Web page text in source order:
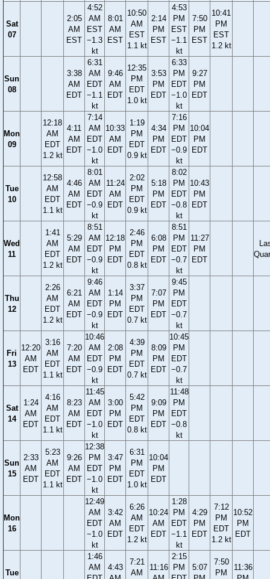
Sat
07
2:05
AM
EST
4:52
AM
EST
−1.3
kt
8:01
AM
EST
10:50
AM
EST
1.1 kt
2:14
PM
EST
4:53
PM
EST
−1.1
kt
7:50
PM
EST
10:41
PM
EST
1.2 kt
Sun
08
3:38
AM
EDT
6:31
AM
EDT
−1.1
kt
9:46
AM
EDT
12:35
PM
EDT
1.0 kt
3:53
PM
EDT
6:33
PM
EDT
−1.0
kt
9:27
PM
EDT
Mon
09
12:18
AM
EDT
1.2 kt
4:11
AM
EDT
7:14
AM
EDT
−1.0
kt
10:33
AM
EDT
1:19
PM
EDT
0.9 kt
4:34
PM
EDT
7:16
PM
EDT
−0.9
kt
10:04
PM
EDT
Tue
10
12:58
AM
EDT
1.1 kt
4:46
AM
EDT
8:01
AM
EDT
−0.9
kt
11:24
AM
EDT
2:02
PM
EDT
0.9 kt
5:18
PM
EDT
8:02
PM
EDT
−0.8
kt
10:43
PM
EDT
Wed
11
1:41
AM
EDT
1.2 kt
5:29
AM
EDT
8:51
AM
EDT
−0.9
kt
12:18
PM
EDT
2:46
PM
EDT
0.8 kt
6:08
PM
EDT
8:51
PM
EDT
−0.7
kt
11:27
PM
EDT
Thu
12
2:26
AM
EDT
1.2 kt
6:21
AM
EDT
9:46
AM
EDT
−0.9
kt
1:14
PM
EDT
3:37
PM
EDT
0.7 kt
7:07
PM
EDT
9:45
PM
EDT
−0.7
kt
Fri
13
12:20
AM
EDT
3:16
AM
EDT
1.1 kt
7:20
AM
EDT
10:46
AM
EDT
−0.9
kt
2:08
PM
EDT
4:39
PM
EDT
0.7 kt
8:09
PM
EDT
10:45
PM
EDT
−0.7
kt
Sat
14
1:24
AM
EDT
4:16
AM
EDT
1.1 kt
8:23
AM
EDT
11:45
AM
EDT
−1.0
kt
3:00
PM
EDT
5:42
PM
EDT
0.8 kt
9:09
PM
EDT
11:48
PM
EDT
−0.8
kt
Sun
15
2:33
AM
EDT
5:23
AM
EDT
1.1 kt
9:26
AM
EDT
12:38
PM
EDT
−1.0
kt
3:47
PM
EDT
6:31
PM
EDT
1.0 kt
10:04
PM
EDT
Mon
16
12:49
AM
EDT
−1.0
kt
3:42
AM
EDT
6:26
AM
EDT
1.2 kt
10:24
AM
EDT
1:28
PM
EDT
−1.1
kt
4:29
PM
EDT
7:12
PM
EDT
1.2 kt
10:52
PM
EDT
Tue
1:46
AM
4:43
7:21
AM
11:16
2:15
PM
5:07
7:50
PM
11:36